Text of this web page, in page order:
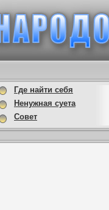
Где найти себя
Ненужная суета
Совет